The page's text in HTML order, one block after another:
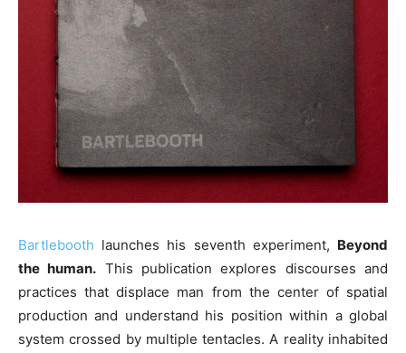
Bartlebooth launches his seventh experiment, Beyond
the human. This publication explores discourses and
practices that displace man from the center of spatial
production and understand his position within a global
system crossed by multiple tentacles. A reality inhabited